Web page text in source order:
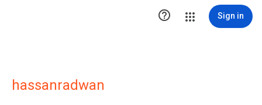
 Sign in
hassanradwan